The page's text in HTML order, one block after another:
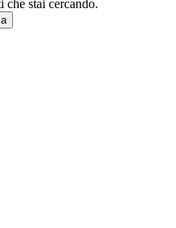
che stai cercando.